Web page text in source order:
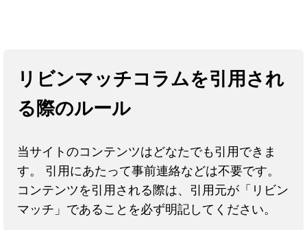
リビンマッチコラムを引用され
る際のルール
当サイトのコンテンツはどなたでも引用できま
す。 引用にあたって事前連絡などは不要です。
コンテンツを引用される際は、引用元が「リビン
マッチ」であることを必ず明記してください。